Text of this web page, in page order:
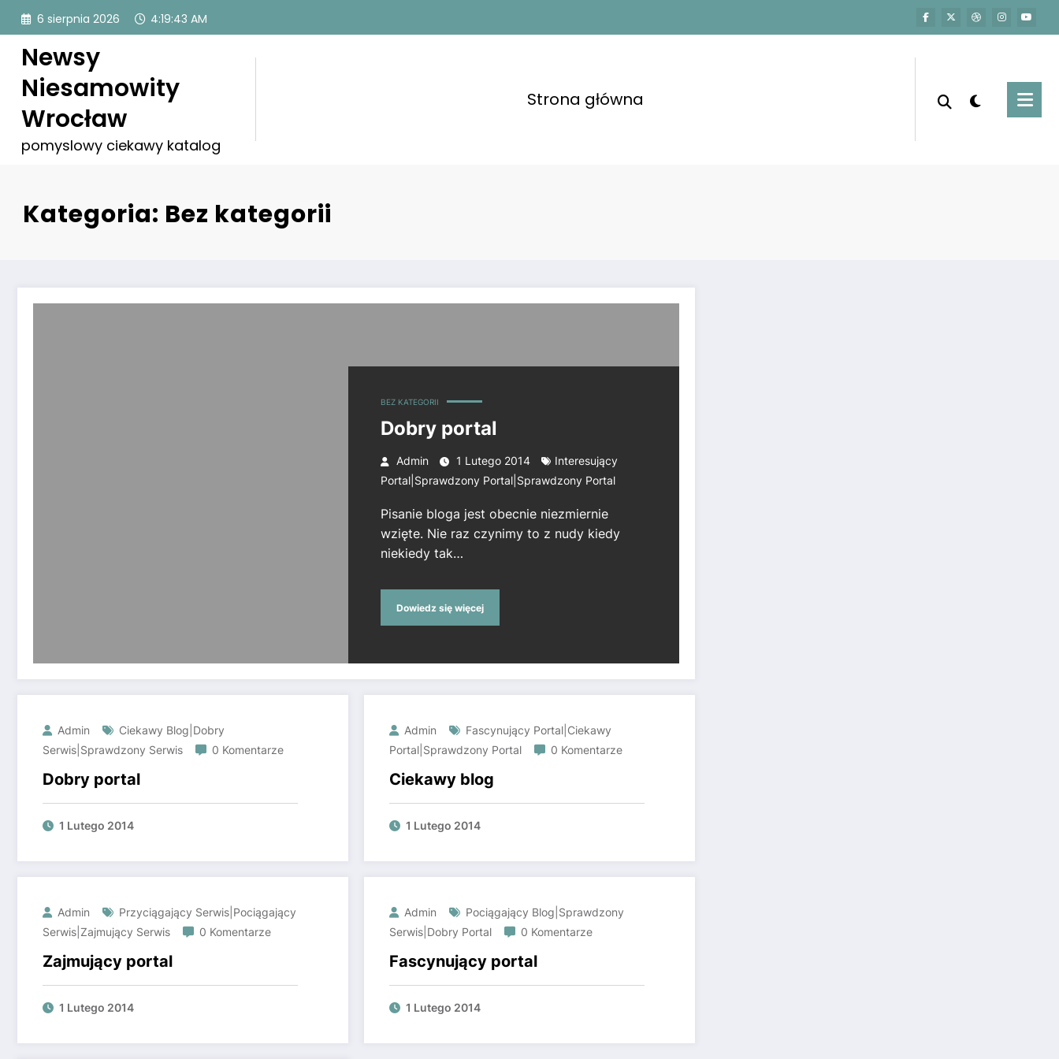
Przejdź
treści
6 sierpnia 2026 4:19:43 AM
Newsy
Niesamowity
Wrocław
pomyslowy ciekawy katalog
Strona główna
Kategoria: Bez kategorii
BEZ KATEGORII
Dobry portal
Admin 1 Lutego 2014
Interesujący
Portal|Sprawdzony Portal|Sprawdzony Portal
Pisanie bloga jest obecnie niezmiernie
wzięte. Nie raz czynimy to z nudy kiedy
niekiedy tak…
Dowiedz się więcej
Admin
Ciekawy Blog|Dobry
Serwis|Sprawdzony Serwis
0 Komentarze
Dobry portal
1 Lutego 2014
Admin
Fascynujący Portal|Ciekawy
Portal|Sprawdzony Portal
0 Komentarze
Ciekawy blog
1 Lutego 2014
Admin
Przyciągający Serwis|Pociągający
Serwis|Zajmujący Serwis
0 Komentarze
Zajmujący portal
1 Lutego 2014
Admin
Pociągający Blog|Sprawdzony
Serwis|Dobry Portal
0 Komentarze
Fascynujący portal
1 Lutego 2014